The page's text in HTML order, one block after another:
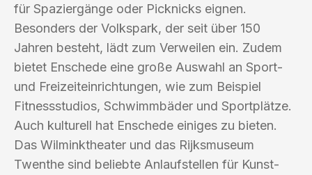
für Spaziergänge oder Picknicks eignen.
Besonders der Volkspark, der seit über 150
Jahren besteht, lädt zum Verweilen ein. Zudem
bietet Enschede eine große Auswahl an Sport-
und Freizeiteinrichtungen, wie zum Beispiel
Fitnessstudios, Schwimmbäder und Sportplätze.
Auch kulturell hat Enschede einiges zu bieten.
Das Wilminktheater und das Rijksmuseum
Twenthe sind beliebte Anlaufstellen für Kunst-